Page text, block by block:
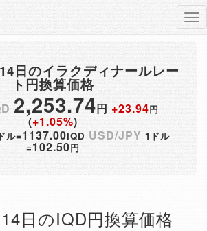
日のイラクディナールレー
ト円換算価格
2,253.74円 +23.94円
(+1.05%)
ル=1137.00IQD USD/JPY 1ドル
=102.50円
日のIQD円換算価格